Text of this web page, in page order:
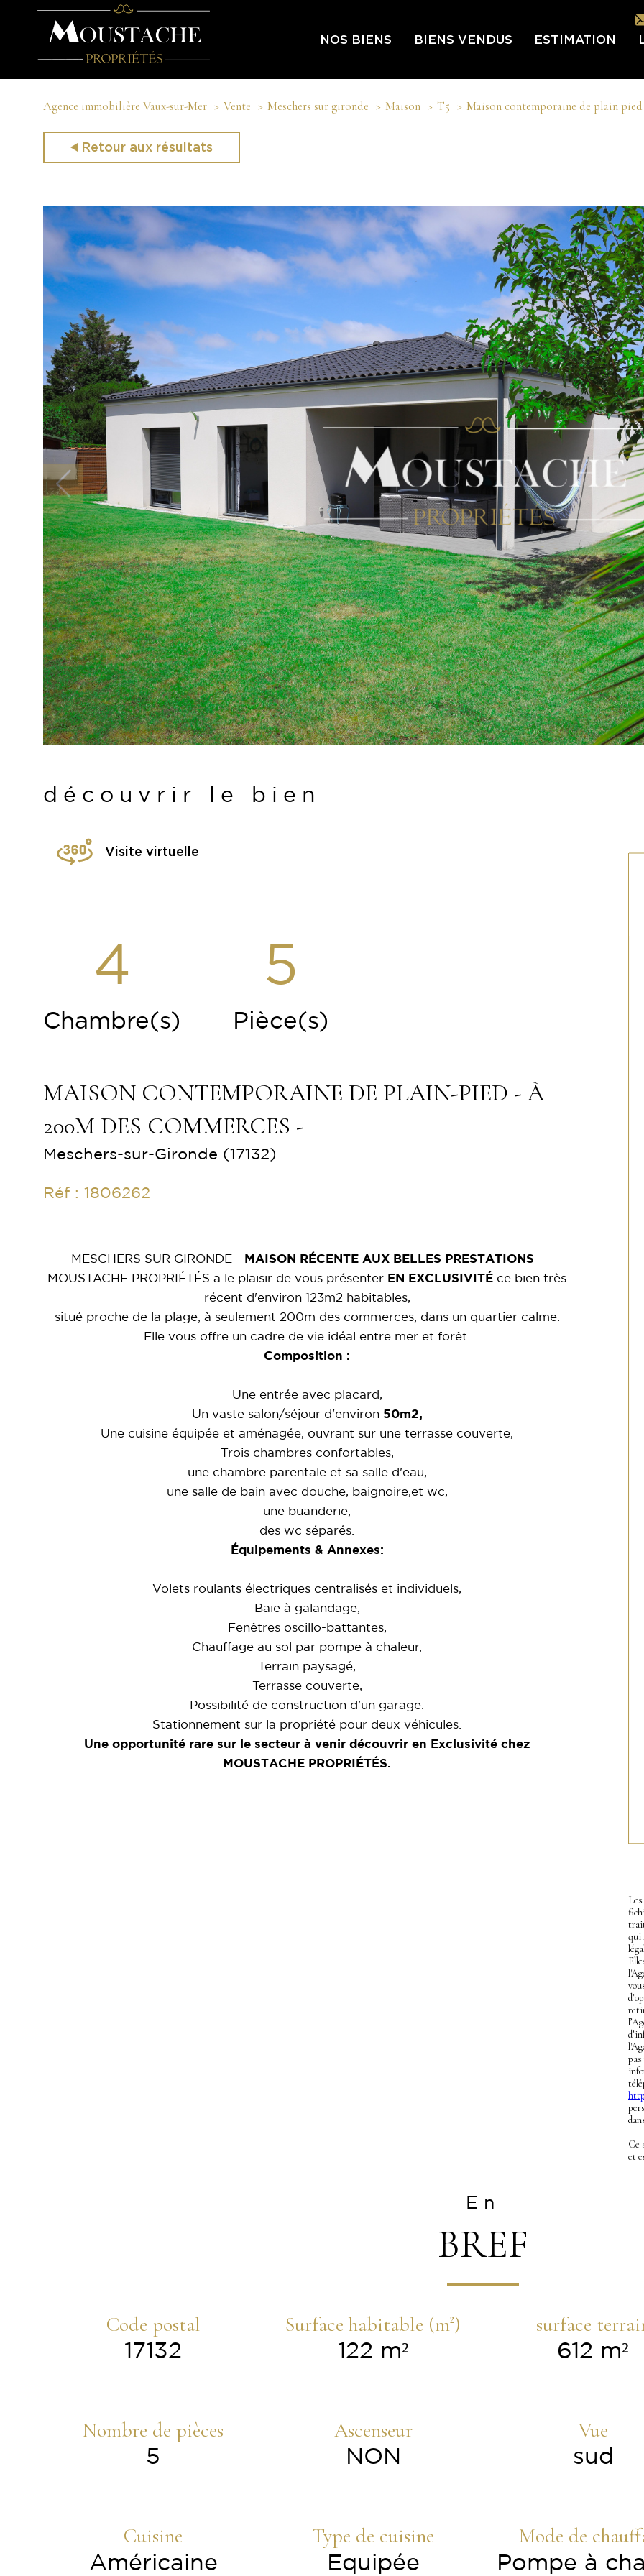
NOS BIENS BIENS VENDUS ESTIMATION
LES
Agence immobilière Vaux-sur-Mer Vente Meschers sur gironde Maison T5 Maison contemporaine de plain pied
Retour aux résultats
découvrir le bien
Visite virtuelle
4
Chambre(s)
5
Pièce(s)
MAISON CONTEMPORAINE DE PLAIN-PIED - À
200M DES COMMERCES -
Meschers-sur-Gironde (17132)
Réf : 1806262
MESCHERS SUR GIRONDE - MAISON RÉCENTE AUX BELLES PRESTATIONS -
MOUSTACHE PROPRIÉTÉS a le plaisir de vous présenter EN EXCLUSIVITÉ ce bien très
récent d'environ 123m2 habitables,
situé proche de la plage, à seulement 200m des commerces, dans un quartier calme.
Elle vous offre un cadre de vie idéal entre mer et forêt.
Composition :
Une entrée avec placard,
Un vaste salon/séjour d'environ 50m2,
Une cuisine équipée et aménagée, ouvrant sur une terrasse couverte,
Trois chambres confortables,
une chambre parentale et sa salle d'eau,
une salle de bain avec douche, baignoire,et wc,
une buanderie,
des wc séparés.
Équipements & Annexes:
Volets roulants électriques centralisés et individuels,
Baie à galandage,
Fenêtres oscillo-battantes,
Chauffage au sol par pompe à chaleur,
Terrain paysagé,
Terrasse couverte,
Possibilité de construction d'un garage.
Stationnement sur la propriété pour deux véhicules.
Une opportunité rare sur le secteur à venir découvrir en Exclusivité chez
MOUSTACHE PROPRIÉTÉS.
qui
Ce
et
En
BREF
Code postal
17132
Surface habitable (m²)
122 m²
surface
612 m²
Nombre de pièces
5
Ascenseur
NON
Vue
sud
Cuisine
Américaine
Type de cuisine
Equipée
Mode de
Pompe à